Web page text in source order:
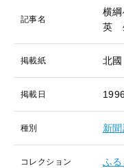
記事名
横
英
掲載紙 北國
掲載日
種別 新
コレクション ふ